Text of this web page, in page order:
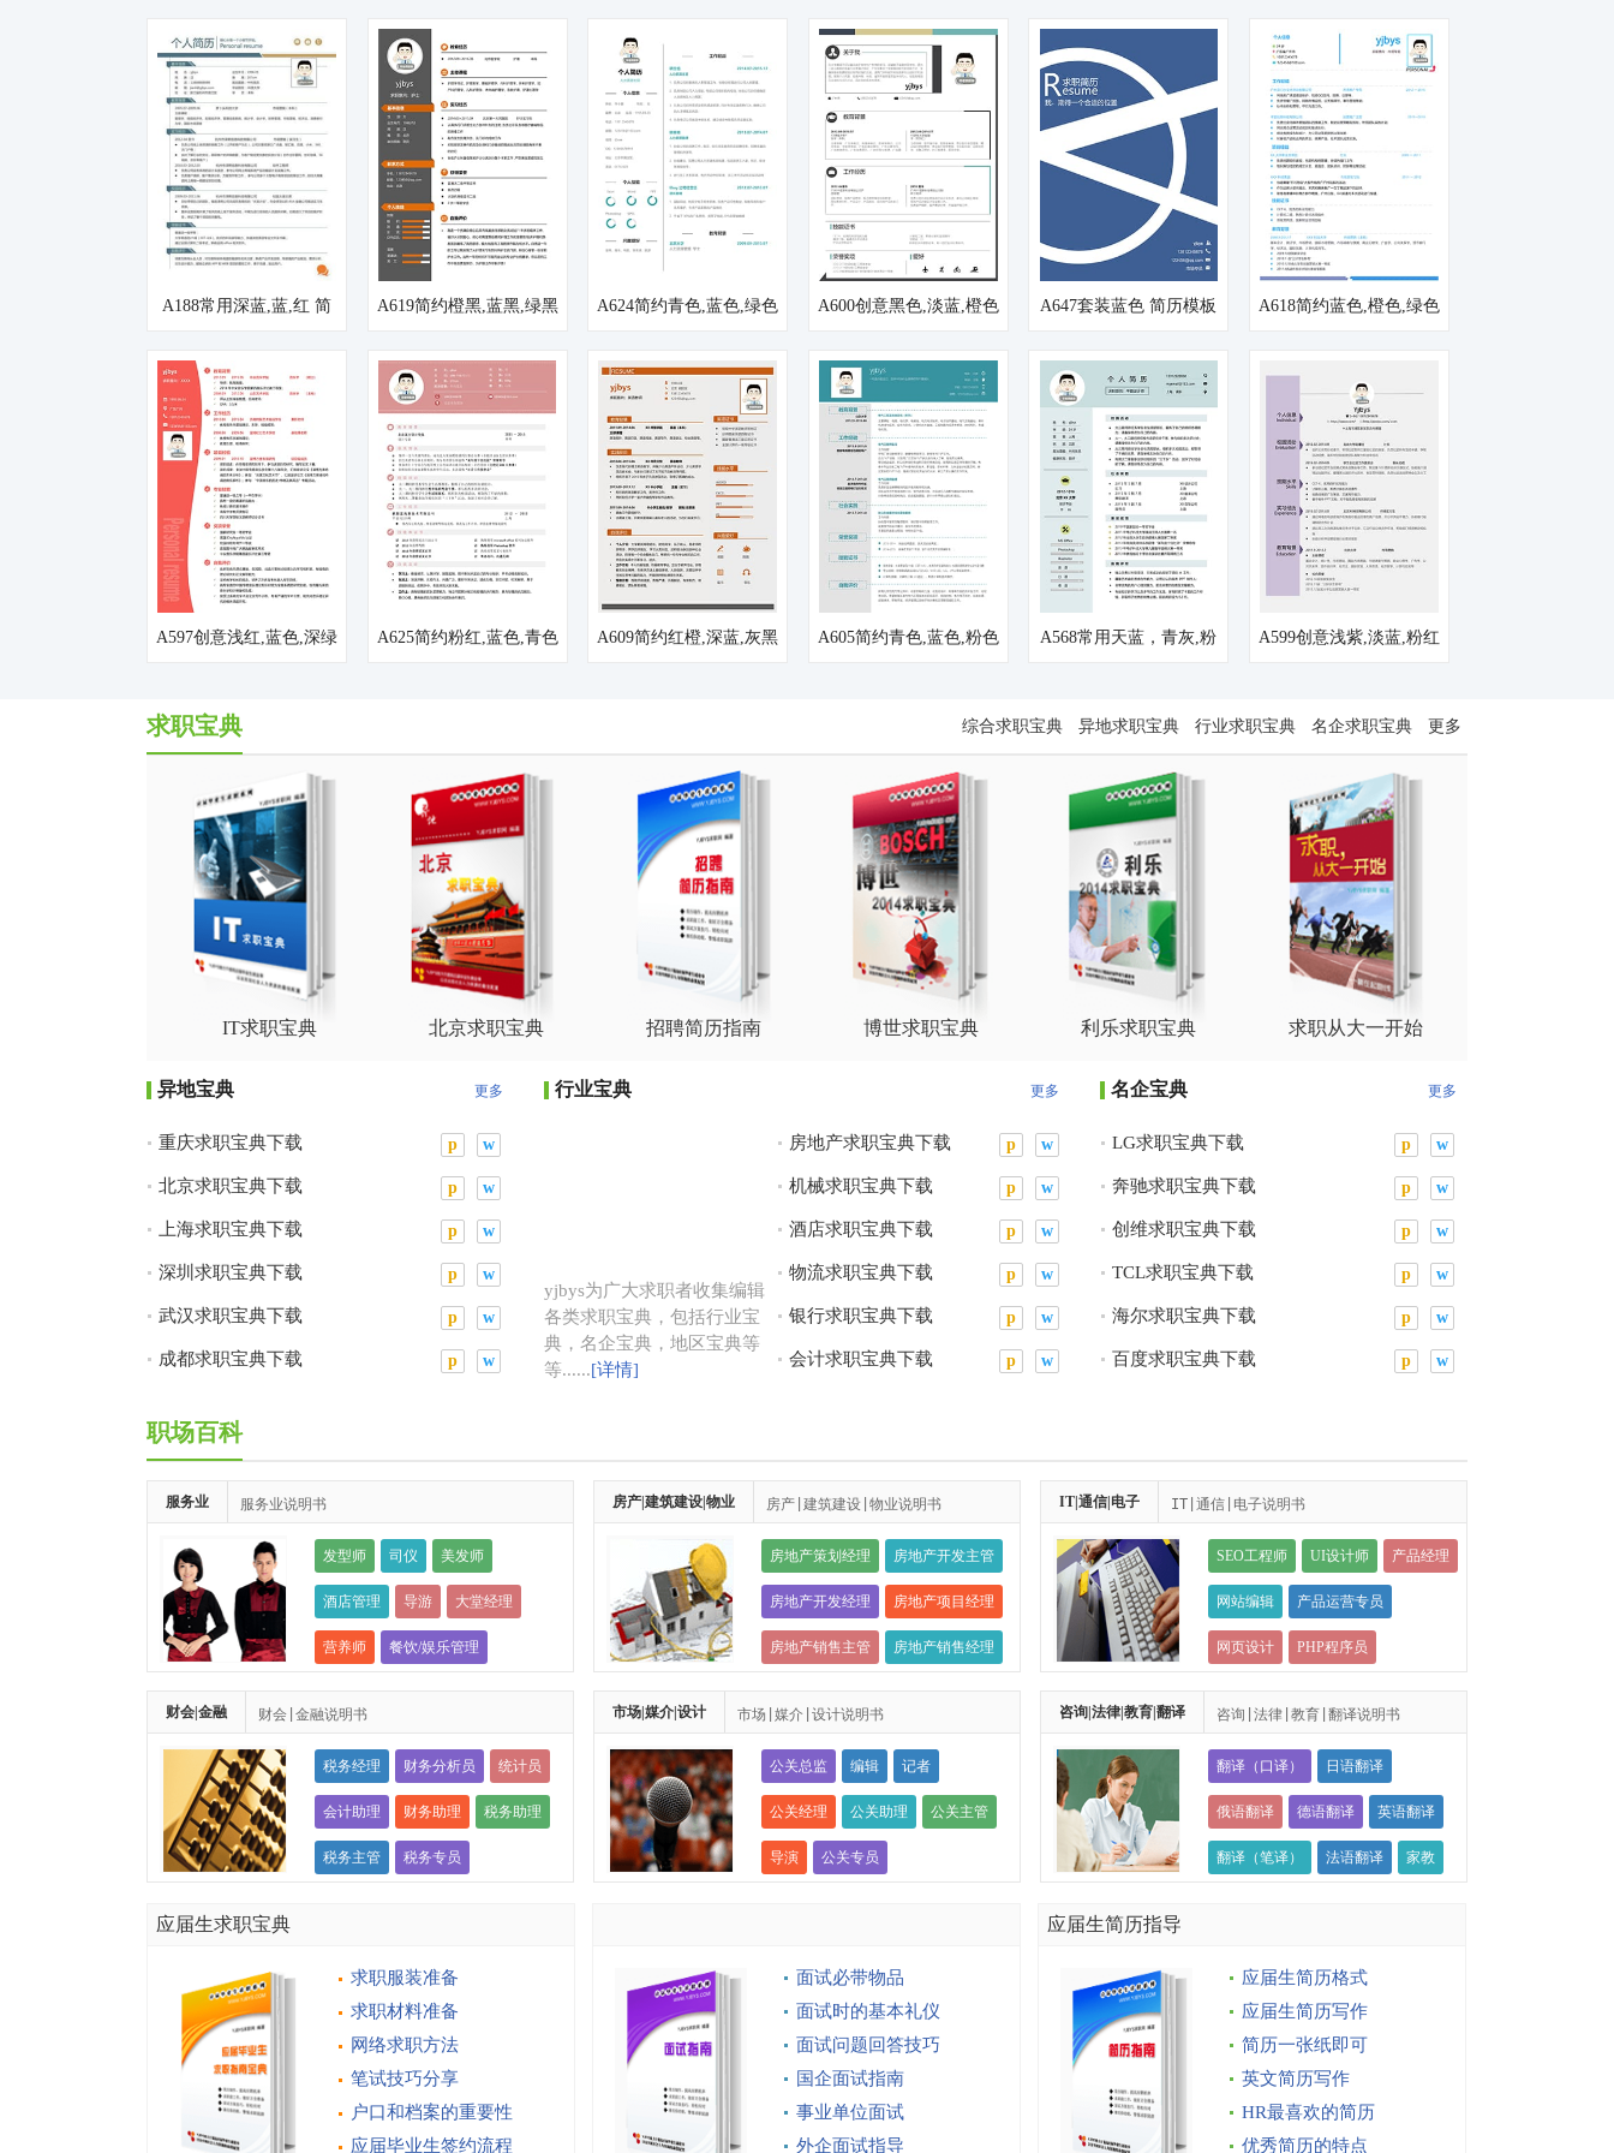
A188常用深蓝,蓝,红 简
A619简约橙黑,蓝黑,绿黑
A624简约青色,蓝色,绿色
A600创意黑色,淡蓝,橙色
A647套装蓝色 简历模板
A618简约蓝色,橙色,绿色
A597创意浅红,蓝色,深绿
A625简约粉红,蓝色,青色
A609简约红橙,深蓝,灰黑
A605简约青色,蓝色,粉色
A568常用天蓝，青灰,粉
A599创意浅紫,淡蓝,粉红
求职宝典 综合求职宝典 异地求职宝典 行业求职宝典 名企求职宝典 更多
IT求职宝典 北京求职宝典 招聘简历指南 博世求职宝典 利乐求职宝典 求职从大一开始
异地宝典 更多
重庆求职宝典下载 w
p
北京求职宝典下载 w
p
上海求职宝典下载 w
p
深圳求职宝典下载 w
p
武汉求职宝典下载 w
p
成都求职宝典下载 w
p
行业宝典 更多
yjbys为广大求职者收集编辑
各类求职宝典，包括行业宝
典，名企宝典，地区宝典等
等......[详情]
房地产求职宝典下载 w
p
机械求职宝典下载 w
p
酒店求职宝典下载 w
p
物流求职宝典下载 w
p
银行求职宝典下载 w
p
会计求职宝典下载 w
p
名企宝典 更多
LG求职宝典下载 w
p
奔驰求职宝典下载 w
p
创维求职宝典下载 w
p
TCL求职宝典下载 w
p
海尔求职宝典下载 w
p
百度求职宝典下载 w
p
职场百科
服务业 服务业说明书
发型师 司仪 美发师
酒店管理 导游 大堂经理
营养师 餐饮/娱乐管理
房产|建筑建设|物业 房产|建筑建设|物业说明书
房地产策划经理 房地产开发主管
房地产开发经理 房地产项目经理
房地产销售主管 房地产销售经理
房地产项目主管 房地产销售人员
IT|通信|电子 IT|通信|电子说明书
SEO工程师 UI设计师 产品经理
网站编辑 产品运营专员
网页设计 PHP程序员
游戏策划师
财会|金融
财会|金融说明书
税务经理 财务分析员 统计员
会计助理 财务助理 税务助理
税务主管 税务专员
市场|媒介|设计 市场|媒介|设计说明书
公关总监 编辑 记者
公关经理 公关助理 公关主管
导演 公关专员
咨询|法律|教育|翻译 咨询|法律|教育|翻译说明书
翻译（口译） 日语翻译
俄语翻译 德语翻译 英语翻译
翻译（笔译） 法语翻译 家教
应届生求职宝典
求职服装准备
求职材料准备
网络求职方法
笔试技巧分享
户口和档案的重要性
应届毕业生签约流程
面试必带物品
面试时的基本礼仪
面试问题回答技巧
国企面试指南
事业单位面试
外企面试指导
应届生简历指导
应届生简历格式
应届生简历写作
简历一张纸即可
英文简历写作
HR最喜欢的简历
优秀简历的特点